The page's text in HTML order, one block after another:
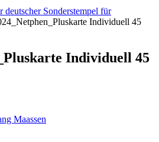
deutscher Sonderstempel für
Individuell 45
Individuell 45
Maassen